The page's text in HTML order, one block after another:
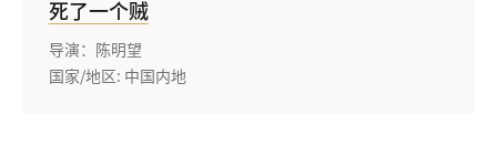
死了一个贼
导演：陈明望
国家/地区: 中国内地